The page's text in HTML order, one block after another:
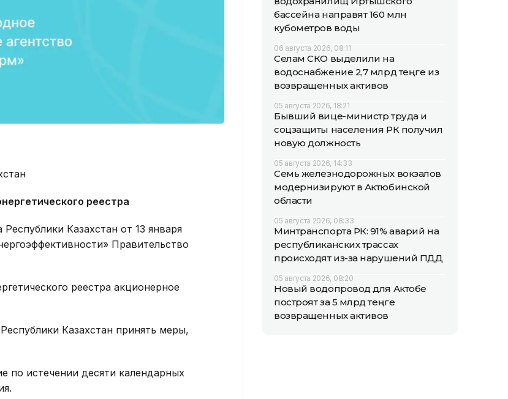
реестра
Казахстан от 13 января
Правительство
реестра акционерное
Казахстан принять меры,
по истечении десяти календарных
бассейна направят 160 млн
кубометров воды
06 августа 2026, 08:11
Селам СКО выделили на
водоснабжение 2,7 млрд теңге из
возвращенных активов
05 августа 2026, 18:21
Бывший вице-министр труда и
соцзащиты населения РК получил
новую должность
05 августа 2026, 14:33
Семь железнодорожных вокзалов
модернизируют в Актюбинской
области
05 августа 2026, 08:33
Минтранспорта РК: 91% аварий на
республиканских трассах
происходят из-за нарушений ПДД
05 августа 2026, 08:20
Новый водопровод для Актобе
построят за 5 млрд теңге
возвращенных активов